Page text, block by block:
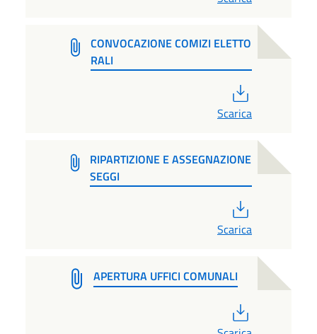
CONVOCAZIONE COMIZI ELETTO
RALI
Scarica
RIPARTIZIONE E ASSEGNAZIONE
SEGGI
Scarica
APERTURA UFFICI COMUNALI